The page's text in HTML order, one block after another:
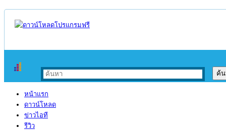
หน้าแรก
ดาวน์โหลด
ข่าวไอที
รีวิว